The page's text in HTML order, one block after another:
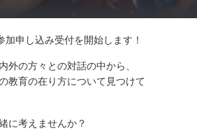
申し込み受付を開始します！
外の方々との対話の中から、
教育の在り方について見つけて
に考えませんか？